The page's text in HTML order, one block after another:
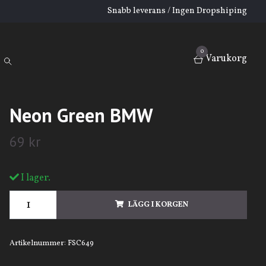
Snabb leverans / Ingen Dropshiping
0
Varukorg
Neon Green BMW
69 kr
I lager.
LÄGG I KORGEN
Artikelnummer: FSC649